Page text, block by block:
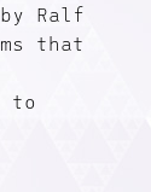
by Ralf
that
to